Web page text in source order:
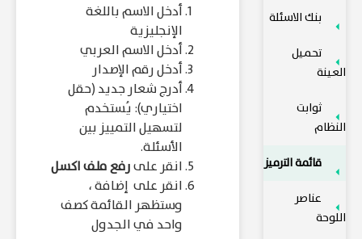
بنك الاسئلة
تحميل
العينة
ثوابت
النظام
قائمة الترميز
عناصر
اللوحة
أدخل الاسم باللغة
الإنجليزية
أدخل الاسم العربي
أدخل رقم الإصدار
أدرج شعار جديد (حقل
اختياري): يُستخدم
لتسهيل التمييز بين
الأسئلة.
انقر علىرفع ملف اكسل
انقر على إضافة ،
وستظهر القائمة كصف
واحد في الجدول